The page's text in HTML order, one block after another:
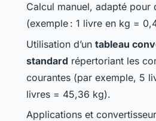
Calcul manuel, adapté pour
(exemple : 1 livre en kg =
Utilisation d’un tableau
standard répertoriant les
courantes (par exemple, 5
livres = 45,36 kg).
Applications et